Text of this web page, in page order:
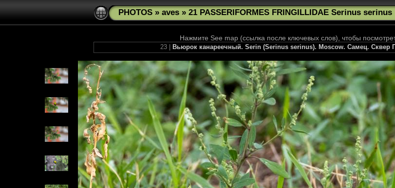
PHOTOS » aves » 21 PASSERIFORMES FRINGILLIDAE Serinus serinus
Нажмите See map (ссылка после ключевых слов), чтобы
23 | Вьюрок канареечный. Serin (Serinus serinus). Moscow. Самец. Сквер